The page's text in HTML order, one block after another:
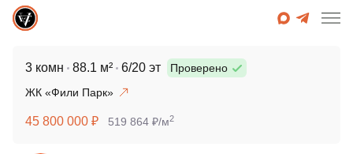
3 комн 88.1 м² 6/20 эт
Проверено
ЖК «Фили Парк»
45 800 000 ₽ 519 864 ₽/м2